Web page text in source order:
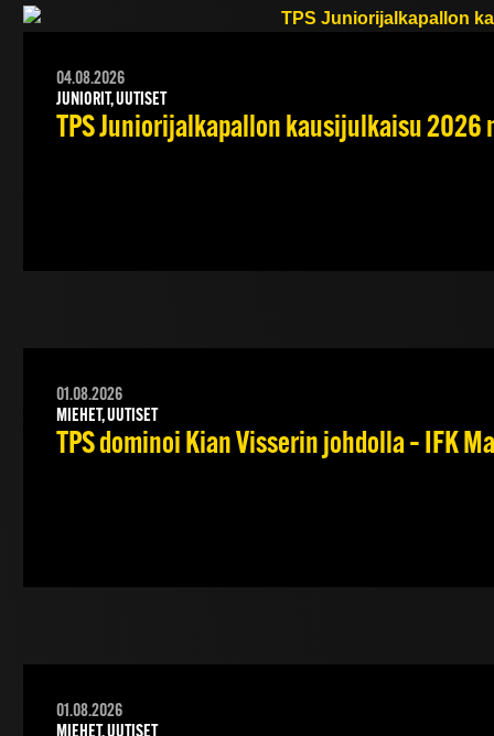
04.08.2026
JUNIORIT, UUTISET
TPS Juniorijalkapallon kausijulkaisu 2026
01.08.2026
MIEHET, UUTISET
TPS dominoi Kian Visserin johdolla – IFK
01.08.2026
MIEHET, UUTISET